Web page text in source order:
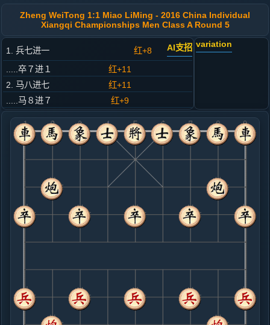
Zheng WeiTong 1:1 Miao LiMing - 2016 China Individual
Xiangqi Championships Men Class A Round 5
1. 兵七进一 红+8 AI支招
.....卒７进１
红+11
2. 马八进七
红+11
.....马８进７
红+9
3. 马二进一
红+9
.....车９进１
红+9
4. 炮八退一
红+0
.....车９平６
红+5
5. 炮二平五
红+0
.....车６进４
6. 车一平二
红+18
.....砲８平９
红+22
7. 炮八平三
红+9
车二进八
8. 相七进九
黑+10
车二进八
.....卒３进１
黑+6
9. 兵七进一
黑+11
.....马２进４
variation